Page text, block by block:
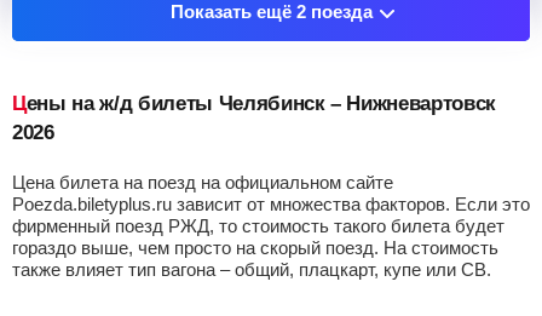
Показать ещё 2 поезда
Цены на ж/д билеты Челябинск – Нижневартовск
2026
Цена билета на поезд на официальном сайте
Poezda.biletyplus.ru зависит от множества факторов. Если это
фирменный поезд РЖД, то стоимость такого билета будет
гораздо выше, чем просто на скорый поезд. На стоимость
также влияет тип вагона – общий, плацкарт, купе или СВ.